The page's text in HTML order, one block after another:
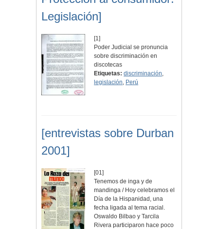
Legislación]
[1]
Poder Judicial se pronuncia
sobre discriminación en
discotecas
Etiquetas: discriminación,
legislación, Perú
[entrevistas sobre Durban
2001]
[01]
Tenemos de inga y de
mandinga / Hoy celebramos el
Día de la Hispanidad, una
fecha ligada al tema racial.
Oswaldo Bilbao y Tarcila
Rivera participaron hace poco